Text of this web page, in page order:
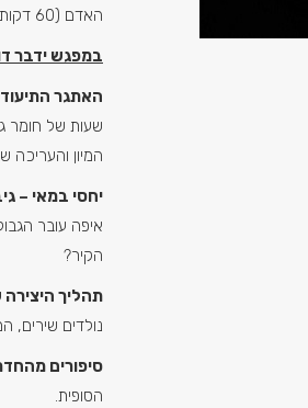
האדם (60 דקות).
במפגש ידבר
האתגר
שעות של חומר
המיון והעריכה
יחסי במאי –
איפה עובר
הקיר?
תהליך
נולדים שירים,
סיפורים
הסופית.